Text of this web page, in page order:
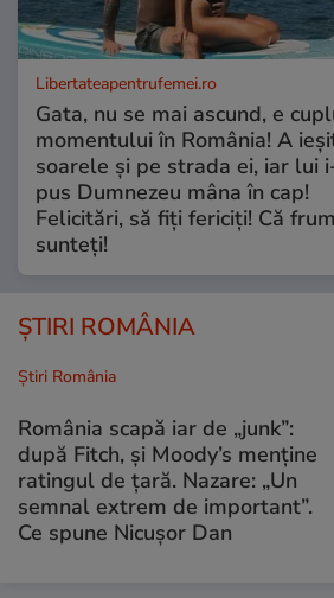
Libertateapentrufemei.ro
Gata, nu se mai ascund, e
momentului în România! A
soarele și pe strada ei, iar lui
pus Dumnezeu mâna în cap!
Felicitări, să fiți fericiți! Că
sunteți!
ȘTIRI ROMÂNIA
Știri România
România scapă iar de „junk”:
după Fitch, și Moody’s menține
ratingul de țară. Nazare: „Un
semnal extrem de important”.
Ce spune Nicușor Dan